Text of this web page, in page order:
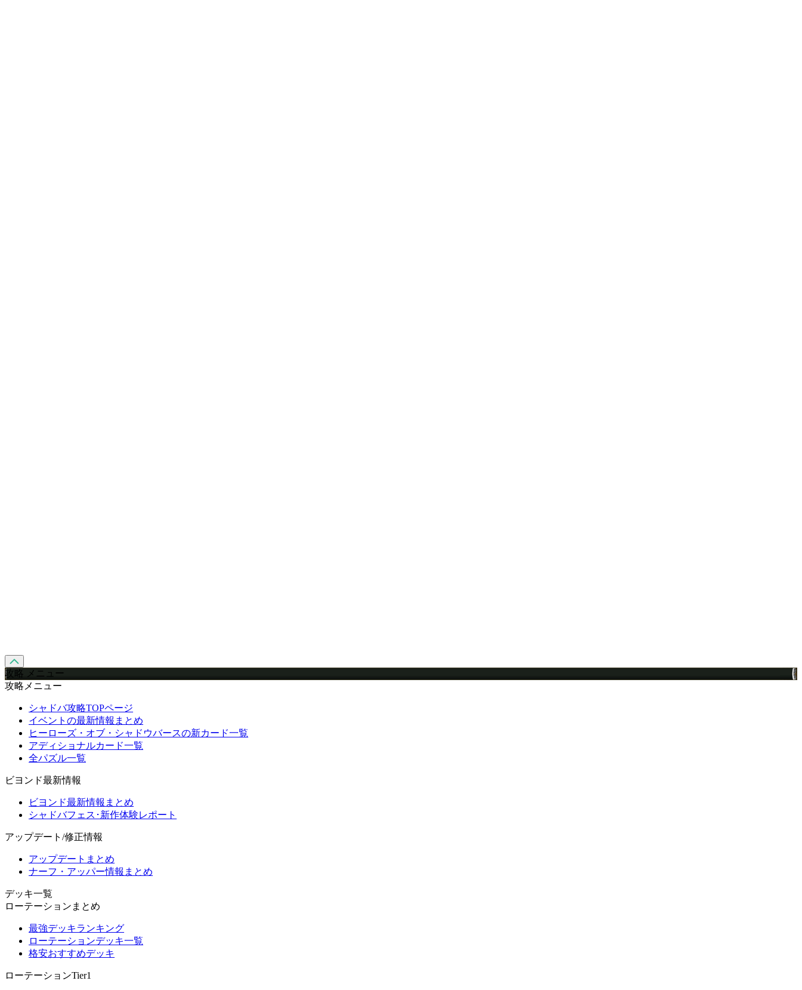
攻略 メニュー
攻略メニュー
シャドバ攻略TOPページ
イベントの最新情報まとめ
ヒーローズ・オブ・シャドウバースの新カード一覧
アディショナルカード一覧
全パズル一覧
ビヨンド最新情報
ビヨンド最新情報まとめ
シャドバフェス･新作体験レポート
アップデート/修正情報
アップデートまとめ
ナーフ・アッパー情報まとめ
デッキ一覧
ローテーションまとめ
最強デッキランキング
ローテーションデッキ一覧
格安おすすめデッキ
ローテーションTier1